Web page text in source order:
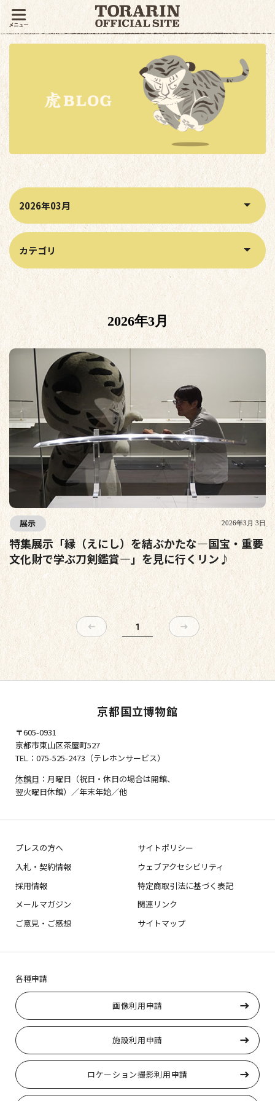
月別アーカイブから記事を絞り込む
カテゴリから記事を絞り込む
2026年3月
展示 2026年3月 3日
特集展示「縁（えにし）を結ぶかたな―国宝・重要
文化財で学ぶ刀剣鑑賞―」を見に行くリン♪
1
京都国立博物館
〒605-0931
京都市東山区茶屋町527
TEL：075-525-2473（テレホンサービス）
休館日 ：月曜日（祝日・休日の場合は開館、
翌火曜日休館）／年末年始／他
プレスの方へ
サイトポリシー
入札・契約情報
ウェブアクセシビリティ
採用情報
特定商取引法に基づく表記
メールマガジン
関連リンク
ご意見・ご感想
サイトマップ
各種申請
画像利用申請
施設利用申請
ロケーション撮影利用申請